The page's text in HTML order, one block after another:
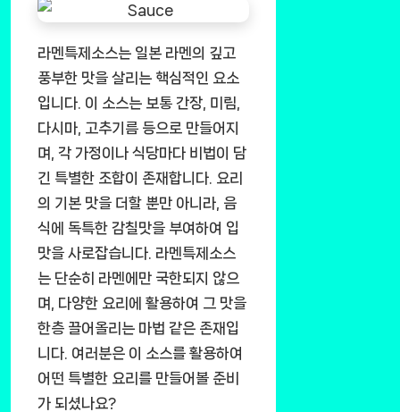
라멘특제소스는 일본 라멘의 깊고
풍부한 맛을 살리는 핵심적인 요소
입니다. 이 소스는 보통 간장, 미림,
다시마, 고추기름 등으로 만들어지
며, 각 가정이나 식당마다 비법이 담
긴 특별한 조합이 존재합니다. 요리
의 기본 맛을 더할 뿐만 아니라, 음
식에 독특한 감칠맛을 부여하여 입
맛을 사로잡습니다. 라멘특제소스
는 단순히 라멘에만 국한되지 않으
며, 다양한 요리에 활용하여 그 맛을
한층 끌어올리는 마법 같은 존재입
니다. 여러분은 이 소스를 활용하여
어떤 특별한 요리를 만들어볼 준비
가 되셨나요?